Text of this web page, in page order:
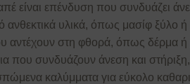
είναι επένδυση που συνδυάζει
ανθεκτικά υλικά, όπως μασίφ
στη φθορά, όπως δέρμα ή
που συνδυάζουν άνεση και
καλύμματα για εύκολο